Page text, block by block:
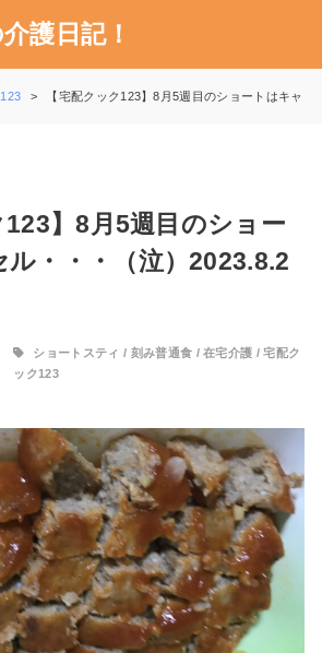
護日記！
【宅配クック123】8月5週目のショートはキャ
123】8月5週目のショー
ル・・・（泣）2023.8.2
ショートスティ / 刻み普通食 /在宅介護 /宅配ク
ック123